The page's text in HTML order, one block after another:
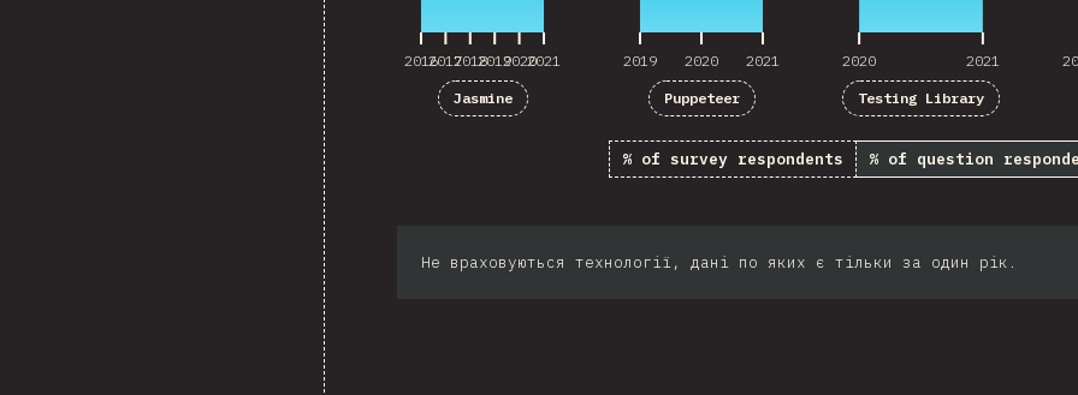
201620172018201920202021
Jasmine
2019 2020 2021
Puppeteer
2020 2021
Testing Library
% of survey respondents % of question
Не враховуються технології, дані по яких є тільки за один рік.